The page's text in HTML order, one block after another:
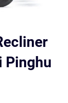
Pinghu